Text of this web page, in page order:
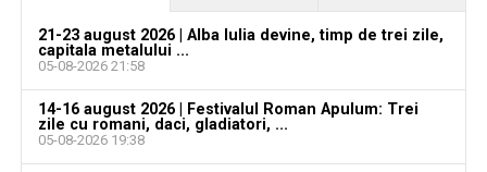
Bărbat de 30 de ani din Galda de Jos, reținut după
ce și-ar fi agresat și violat partenera
21-23 august 2026 | Alba Iulia devine, timp de trei zile,
capitala metalului ...
05-08-2026 21:58
14-16 august 2026 | Festivalul Roman Apulum: Trei
zile cu romani, daci, gladiatori, ...
05-08-2026 19:38